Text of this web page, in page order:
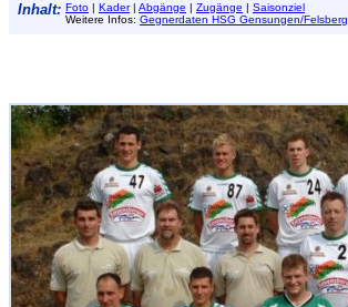
Inhalt: Foto | Kader| Abgänge | Zugänge | Saisonziel
Weitere Infos: Gegnerdaten HSG Gensungen/Felsberg